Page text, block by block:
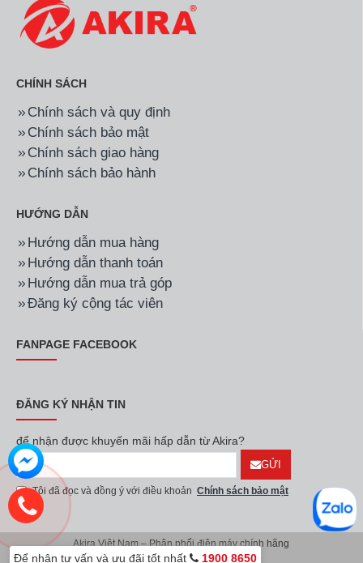
CHÍNH SÁCH
Chính sách và quy định
Chính sách bảo mật
Chính sách giao hàng
Chính sách bảo hành
HƯỚNG DẪN
Hướng dẫn mua hàng
Hướng dẫn thanh toán
Hướng dẫn mua trả góp
Đăng ký cộng tác viên
FANPAGE FACEBOOK
ĐĂNG KÝ NHẬN TIN
để nhận được khuyến mãi hấp dẫn từ Akira?
GỬI
Tôi đã đọc và đồng ý với điều khoản Chính sách bảo mật
Akira Việt Nam – Phân phối điện máy chính hãng
Để nhận tư vấn và ưu đãi tốt nhất 1900 8650